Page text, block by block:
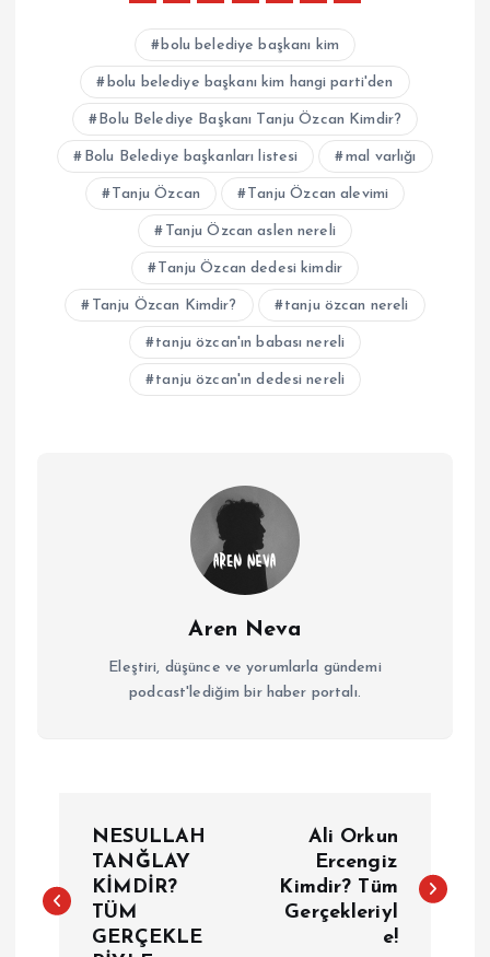
bolu belediye başkanı kim
bolu belediye başkanı kim hangi parti'den
Bolu Belediye Başkanı Tanju Özcan Kimdir?
Bolu Belediye başkanları listesi mal varlığı
Tanju Özcan Tanju Özcan alevimi
Tanju Özcan aslen nereli
Tanju Özcan dedesi kimdir
Tanju Özcan Kimdir? tanju özcan nereli
tanju özcan'ın babası nereli
tanju özcan'ın dedesi nereli
Aren Neva
Eleştiri, düşünce ve yorumlarla gündemi
podcast'lediğim bir haber portalı.
z
NESULLAH
TANĞLAY
KİMDİR?
TÜM
GERÇEKLE
Ali Orkun
Ercengiz
Kimdir? Tüm
Gerçekleriyl
e!